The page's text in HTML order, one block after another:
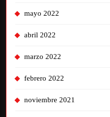
mayo 2022
abril 2022
marzo 2022
febrero 2022
noviembre 2021